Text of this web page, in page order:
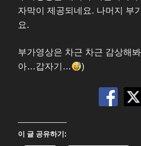
자막이 제공되네요. 나머지 부
요.
부가영상은 차근 차근 감상해
아…갑자기…
)
이 글 공유하기: